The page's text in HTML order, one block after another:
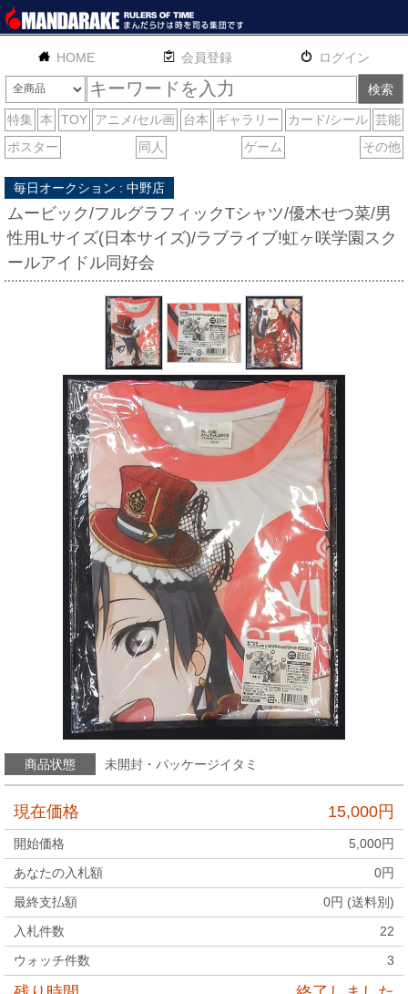
HOME English 通販 サイトマップ お問い合わせ
毎日オークション : 中野店
ムービック/フルグラフィックTシャツ/優木せつ菜/男
性用Lサイズ(日本サイズ)/ラブライブ!虹ヶ咲学園スク
ールアイドル同好会
商品状態 未開封・パッケージイタミ
現在価格 15,000円
開始価格 5,000円
あなたの入札額
0円
最終支払額
0円 (送料別)
入札件数
22
ウォッチ件数
3